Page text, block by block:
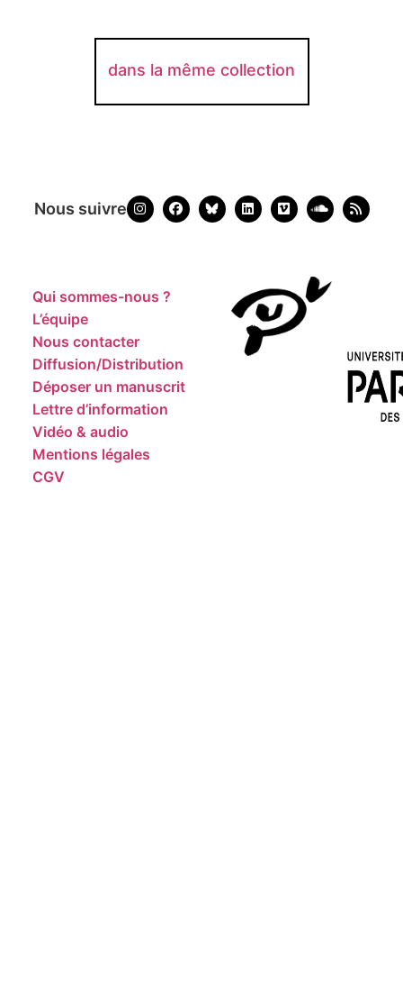
dans la même collection
Nous suivre
Qui sommes-nous ?
L’équipe
Nous contacter
Diffusion/Distribution
Déposer un manuscrit
Lettre d’information
Vidéo & audio
Mentions légales
CGV